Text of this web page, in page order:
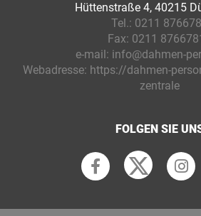
Hüttenstraße 4, 40215
Tel.: 0211
Fax: 0211
e-mail: info@dahmen-
Webadresse: https://dahmen-
zentrale
FOLGEN SIE